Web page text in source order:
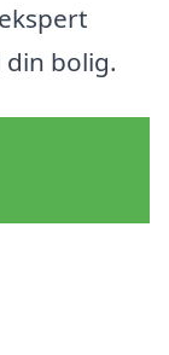
bolig.